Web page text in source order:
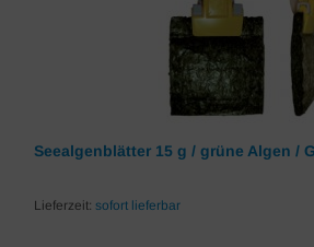
Seealgenblätter 15 g / grüne Algen /
Lieferzeit: sofort lieferbar